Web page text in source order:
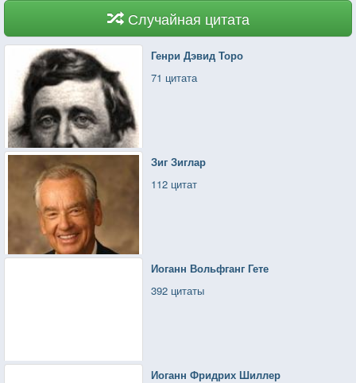
Случайная цитата
Генри Дэвид Торо
71 цитата
Зиг Зиглар
112 цитат
Иоганн Вольфганг Гете
392 цитаты
Иоганн Фридрих Шиллер